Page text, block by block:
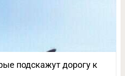
подскажут дорогу к